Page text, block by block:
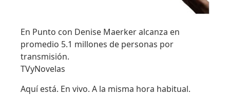
En Punto con Denise Maerker alcanza en
promedio 5.1 millones de personas por
transmisión.
TVyNovelas
Aquí está. En vivo. A la misma hora habitual.